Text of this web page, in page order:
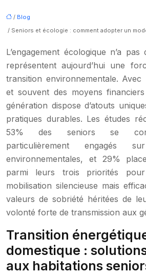
/ Blog
/ Seniors et écologie : comment adopter un
L’engagement écologique n’a
représentent aujourd’hui une
transition environnementale.
et souvent des moyens
génération dispose d’atouts
pratiques durables. Les études
53% des seniors se
particulièrement engagés
environnementales, et 29%
parmi leurs trois priorités
mobilisation silencieuse mais
valeurs de sobriété héritées de
volonté forte de transmission aux
Transition
domestique :
aux habitations